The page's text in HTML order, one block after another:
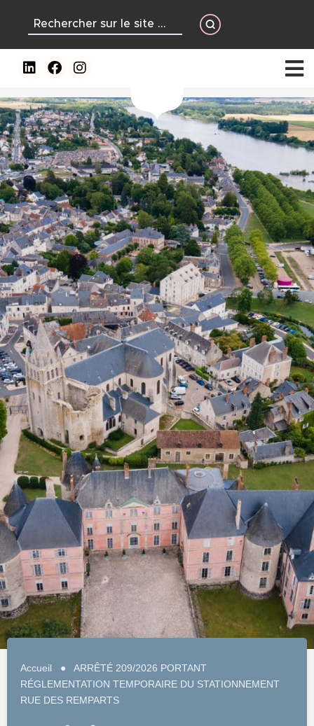
principal
Accueil ● ARRÊTÉ 209/2026 PORTANT
RÉGLEMENTATION TEMPORAIRE DU STATIONNEMENT
RUE DES REMPARTS